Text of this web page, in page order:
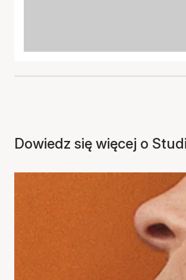
Dowiedz się więcej o